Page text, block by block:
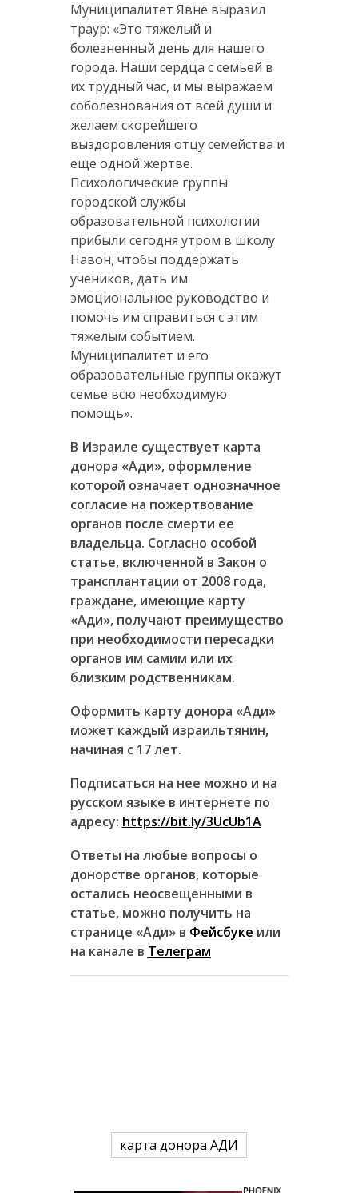
Муниципалитет Явне выразил
траур: «Это тяжелый и
болезненный день для нашего
города. Наши сердца с семьей в
их трудный час, и мы выражаем
соболезнования от всей души и
желаем скорейшего
выздоровления отцу семейства и
еще одной жертве.
Психологические группы
городской службы
образовательной психологии
прибыли сегодня утром в школу
Навон, чтобы поддержать
учеников, дать им
эмоциональное руководство и
помочь им справиться с этим
тяжелым событием.
Муниципалитет и его
образовательные группы окажут
семье всю необходимую
помощь».
В Израиле существует карта
донора «Ади», оформление
которой означает однозначное
согласие на пожертвование
органов после смерти ее
владельца. Согласно особой
статье, включенной в Закон о
трансплантации от 2008 года,
граждане, имеющие карту
«Ади», получают преимущество
при необходимости пересадки
органов им самим или их
близким родственникам.
Оформить карту донора «Ади»
может каждый израильтянин,
начиная с 17 лет.
Подписаться на нее можно и на
русском языке в интернете по
адресу: https://bit.ly/3UcUb1A
Ответы на любые вопросы о
донорстве органов, которые
остались неосвещенными в
статье, можно получить на
странице «Ади» в Фейсбуке или
на канале в Телеграм
карта донора АДИ